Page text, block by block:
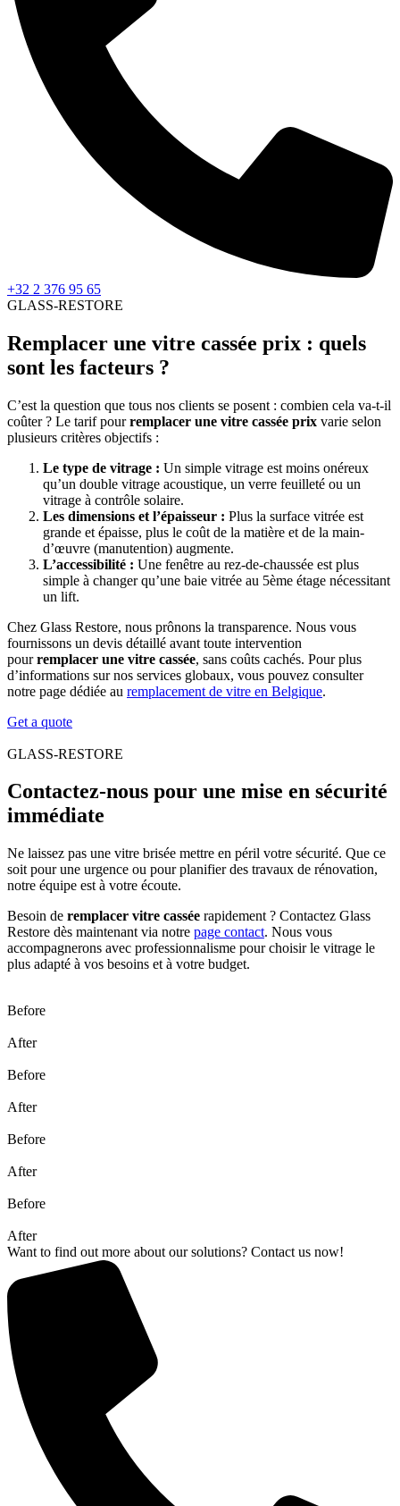
+32 2 376 95 65
GLASS-RESTORE
Remplacer une vitre cassée prix : quels
sont les facteurs ?
C’est la question que tous nos clients se posent : combien cela va-t-il
coûter ? Le tarif pourremplacer une vitre cassée prix varie selon
plusieurs critères objectifs :
Le type de vitrage : Un simple vitrage est moins onéreux
qu’un double vitrage acoustique, un verre feuilleté ou un
vitrage à contrôle solaire.
Les dimensions et l’épaisseur : Plus la surface vitrée est
grande et épaisse, plus le coût de la matière et de la main-
d’œuvre (manutention) augmente.
L’accessibilité : Une fenêtre au rez-de-chaussée est plus
simple à changer qu’une baie vitrée au 5ème étage nécessitant
un lift.
Chez Glass Restore, nous prônons la transparence. Nous vous
fournissons un devis détaillé avant toute intervention
pourremplacer une vitre cassée, sans coûts cachés. Pour plus
d’informations sur nos services globaux, vous pouvez consulter
notre page dédiée au remplacement de vitre en Belgique.
Get a quote
GLASS-RESTORE
Contactez-nous pour une mise en sécurité
immédiate
Ne laissez pas une vitre brisée mettre en péril votre sécurité. Que ce
soit pour une urgence ou pour planifier des travaux de rénovation,
notre équipe est à votre écoute.
Besoin de remplacer vitre cassée rapidement ? Contactez Glass
Restore dès maintenant via notre page contact. Nous vous
accompagnerons avec professionnalisme pour choisir le vitrage le
plus adapté à vos besoins et à votre budget.
Before
After
Before
After
Before
After
Before
After
Want to find out more about our solutions? Contact us now!